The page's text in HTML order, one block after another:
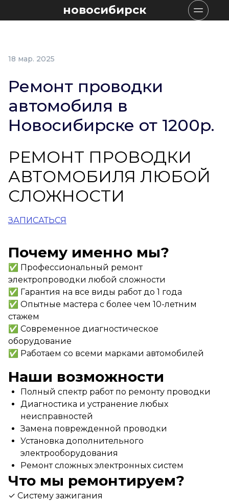
новосибирск
18 мар. 2025
Ремонт проводки
автомобиля в
Новосибирске от 1200р.
РЕМОНТ ПРОВОДКИ
АВТОМОБИЛЯ ЛЮБОЙ
СЛОЖНОСТИ
ЗАПИСАТЬСЯ
Почему именно мы?
✅ Профессиональный ремонт
электропроводки любой сложности
✅ Гарантия на все виды работ до 1 года
✅ Опытные мастера с более чем 10-летним
стажем
✅ Современное диагностическое
оборудование
✅ Работаем со всеми марками автомобилей
Наши возможности
Полный спектр работ по ремонту проводки
Диагностика и устранение любых
неисправностей
Замена поврежденной проводки
Установка дополнительного
электрооборудования
Ремонт сложных электронных систем
Что мы ремонтируем?
✓ Систему зажигания